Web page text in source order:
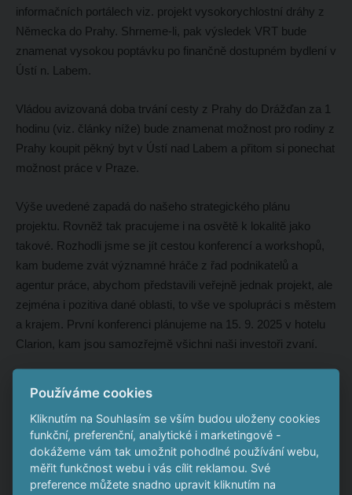
informačních portálech viz. projekt vysokorychlostní dráhy z
Německa do Prahy. Shrneme-li, pak výsledek VRT bude
znamenat vysokou poptávku po finančně dostupném bydlení v
Ústí n. Labem.
Vládou avizovaná doba trvání cesty z Prahy do Drážďan za 1
hodinu (viz. články níže) bude znamenat možnost pro rodiny z
Prahy koupit pěkný byt v Ústí nad Labem a přitom si ponechat
možnost práce v Praze.
Výše uvedené zapadá do našeho strategického plánu
projektu. Rovněž tak pracujeme i na osvětě k lokalitě jako
takové. Rozhodli jsme se jít cestou konferencí a workshopů,
kam budeme zvát významné hráče z řad podnikatelů a
agentur práce, abychom představili veřejně jednak projekt, ale
zejména i pozitiva dané oblasti, to vše ve spolupráci s městem
a krajem. První konferenci plánujeme na 15. 9. 2025 v hotelu
Clarion, kam jsou samozřejmě všichni naši investoři zvaní.
https://www.novinky.cz/clanek/ekonomika-krusnohorsky-
tunel-vyjde-cesko-na-45-miliard-vlada-schvalila-navrh-
smlouvy-s-nemci-40529636
Používáme cookies
Kliknutím na Souhlasím se vším budou uloženy cookies
funkční, preferenční, analytické i marketingové -
dokážeme vám tak umožnit pohodlné používání webu,
měřit funkčnost webu i vás cílit reklamou. Své
preference můžete snadno upravit kliknutím na